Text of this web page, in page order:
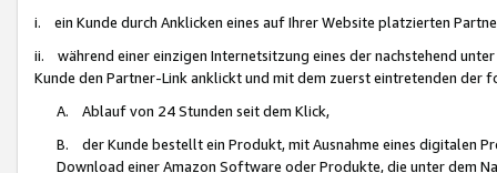
i. ein Kunde durch Anklicken eines auf Ihrer Website platzierten
ii. während einer einzigen Internetsitzung eines der nachstehend
Kunde den Partner-Link anklickt und mit dem zuerst eintretenden der
A. Ablauf von 24 Stunden seit dem Klick,
B. der Kunde bestellt ein Produkt, mit Ausnahme eines digitalen
Download einer Amazon Software oder Produkte, die unter dem